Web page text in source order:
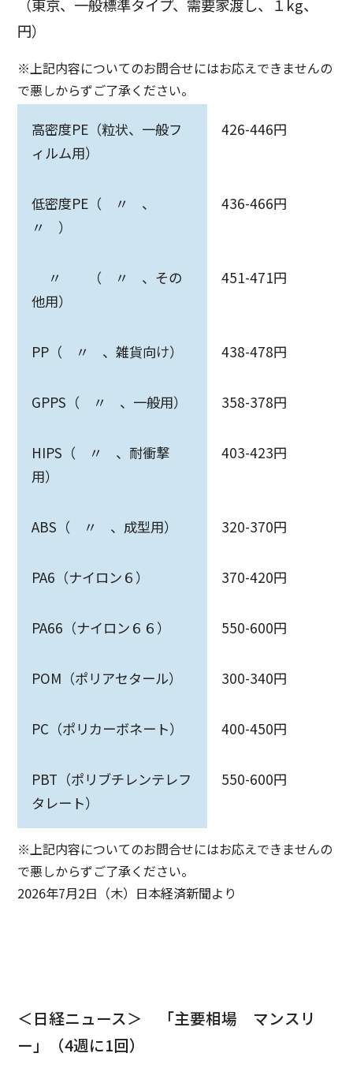
（東京、一般標準タイプ、需要家渡し、１kg、
円）
※上記内容についてのお問合せにはお応えできませんの
で悪しからずご了承ください。
高密度PE（粒状、一般フ
ィルム用）
426-446円
低密度PE（ 〃 、
〃 ）
436-466円
〃 （ 〃 、その
他用）
451-471円
PP（ 〃 、雑貨向け） 438-478円
GPPS（ 〃 、一般用） 358-378円
HIPS（ 〃 、耐衝撃
用）
403-423円
ABS（ 〃 、成型用） 320-370円
PA6（ナイロン６） 370-420円
PA66（ナイロン６６） 550-600円
POM（ポリアセタール） 300-340円
PC（ポリカーボネート） 400-450円
PBT（ポリブチレンテレフ
タレート）
550-600円
※上記内容についてのお問合せにはお応えできませんの
で悪しからずご了承ください。
2026年7月2日（木）日本経済新聞より
＜日経ニュース＞ 「主要相場 マンスリ
ー」（4週に1回）